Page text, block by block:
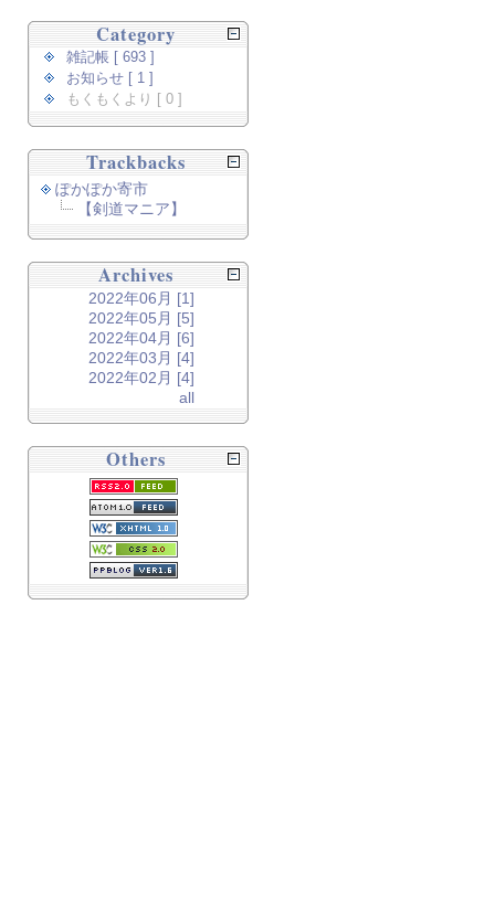
Category
雑記帳 [ 693 ]
お知らせ [ 1 ]
もくもくより [ 0 ]
Trackbacks
ぽかぽか寄市
【剣道マニア】
Archives
2022年06月 [1]
2022年05月 [5]
2022年04月 [6]
2022年03月 [4]
2022年02月 [4]
all
Others